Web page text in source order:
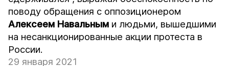
поводу обращения с оппозиционером
Алексеем Навальным и людьми, вышедшими
на несанкционированные акции протеста в
России.
29 января 2021